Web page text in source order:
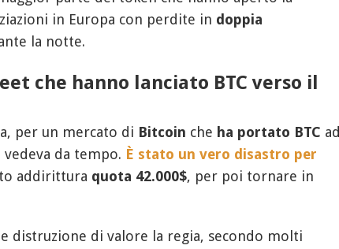
in Europa con perdite in doppia
la notte.
che hanno lanciato BTC verso il
per un mercato di Bitcoin che ha portato BTC ad
da tempo. È stato un vero disastro per
addirittura quota 42.000$, per poi tornare in
distruzione di valore la regia, secondo molti